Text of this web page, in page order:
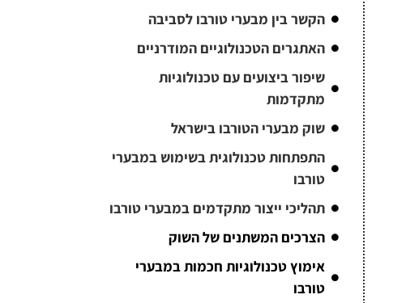
הקשר בין מבערי טורבו לסביבה
האתגרים הטכנולוגיים המודרניים
שיפור ביצועים עם טכנולוגיות
מתקדמות
שוק מבערי הטורבו בישראל
התפתחות טכנולוגית בשימוש במבערי
טורבו
תהליכי ייצור מתקדמים במבערי טורבו
הצרכים המשתנים של השוק
אימוץ טכנולוגיות חכמות במבערי
טורבו